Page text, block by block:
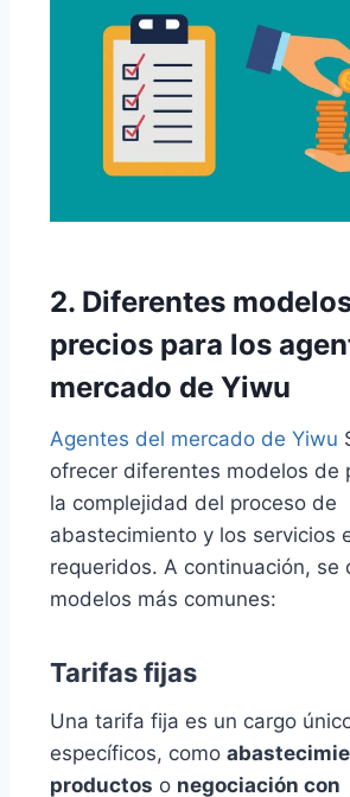
2. Diferentes
precios para los
mercado de Yiwu
Agentes del mercado de Yiwu
ofrecer diferentes modelos de
la complejidad del proceso de
abastecimiento y los servicios
requeridos. A continuación, se
modelos más comunes:
Tarifas fijas
Una tarifa fija es un cargo
específicos, como
productos o negociación con